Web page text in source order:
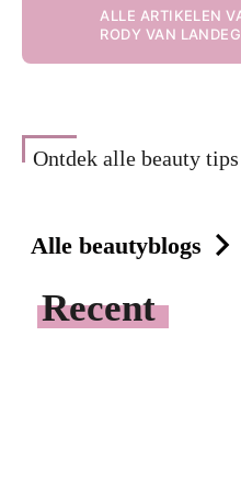
ALLE ARTIKELEN
RODY VAN
Ontdek alle beauty
Alle beautyblogs
Recent